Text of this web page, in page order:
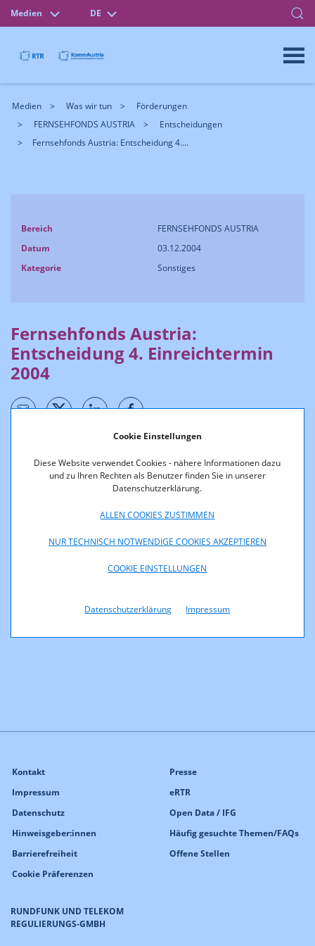
Cookie Einstellungen
Diese Website verwendet Cookies - nähere Informationen dazu
und zu Ihren Rechten als Benutzer finden Sie in unserer
Datenschutzerklärung.
ALLEN COOKIES ZUSTIMMEN
NUR TECHNISCH NOTWENDIGE COOKIES AKZEPTIEREN
COOKIE EINSTELLUNGEN
Datenschutzerklärung Impressum
Medien DE
Medien Was wir tun
Förderungen
FERNSEHFONDS AUSTRIA
Entscheidungen
Fernsehfonds Austria: Entscheidung 4....
Bereich
FERNSEHFONDS AUSTRIA
Datum
03.12.2004
Kategorie
Sonstiges
Fernsehfonds Austria:
Entscheidung 4. Einreichtermin
2004
Förderentscheidungen werden unter Berücksichtigung des
Gesetzes, der Richtlinienund nach Stellungnahme
durch den Geschäftsführer des
elektronisch weiter verarbeitbaren Formaten (csv, xml, json)
Entscheidung 4. Antragstermin 2004
RUNDFUNK UND TELEKOM
REGULIERUNGS-GMBH
Kontakt
Impressum
Datenschutz
Hinweisgeber:innen
Barrierefreiheit
Cookie Präferenzen
Presse
eRTR
Open Data / IFG
Häufig gesuchte Themen/FAQs
Offene Stellen